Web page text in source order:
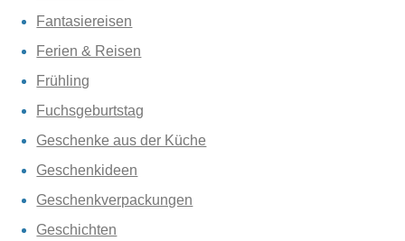
Fantasiereisen
Ferien & Reisen
Frühling
Fuchsgeburtstag
Geschenke aus der Küche
Geschenkideen
Geschenkverpackungen
Geschichten